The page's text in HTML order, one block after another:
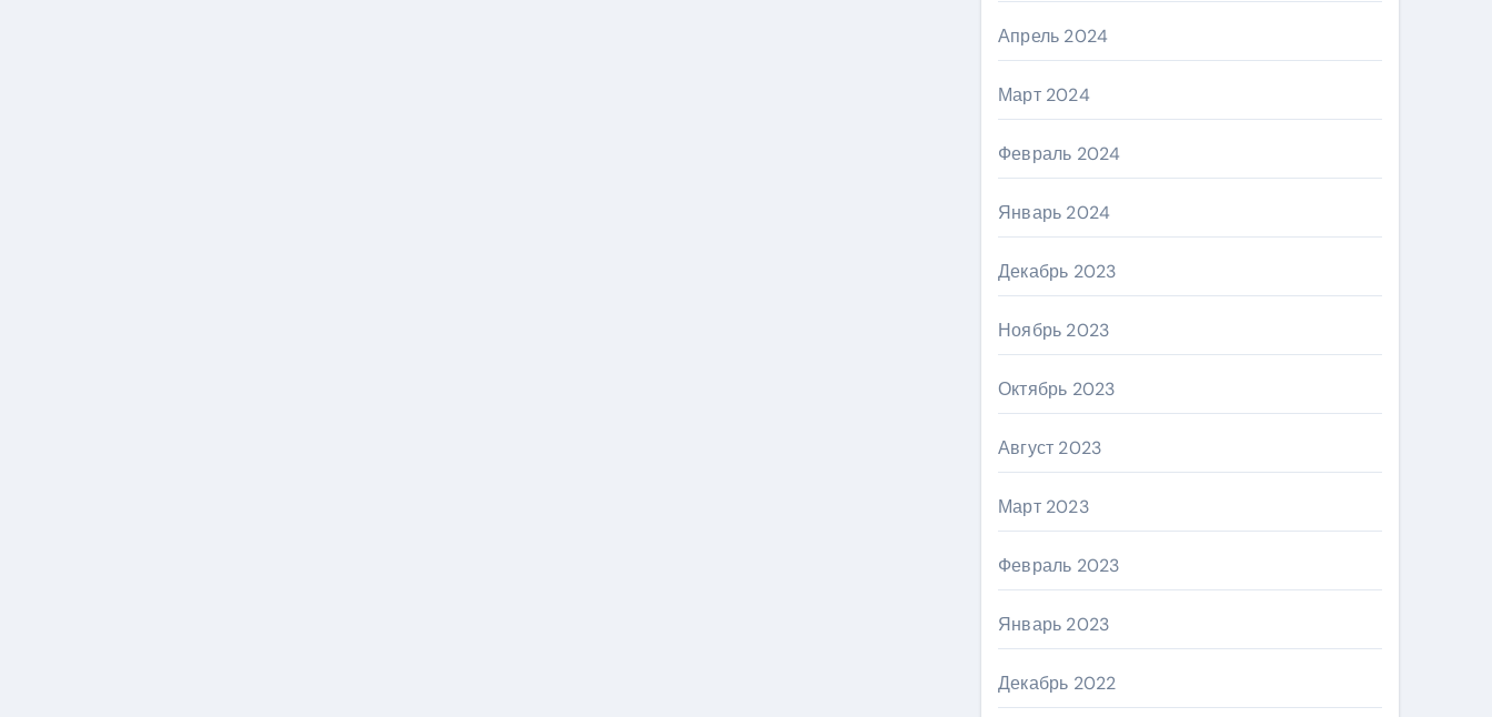
Апрель 2024
Март 2024
Февраль 2024
Январь 2024
Декабрь 2023
Ноябрь 2023
Октябрь 2023
Август 2023
Март 2023
Февраль 2023
Январь 2023
Декабрь 2022